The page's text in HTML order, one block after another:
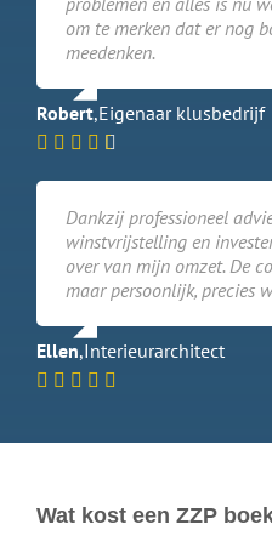
om te merken dat er nog
meedenken.
Robert,Eigenaar klusbedrijf
Dankzij professioneel
winstvrijstelling en
over van mijn omzet. De
maar persoonlijk, precies
Ellen,Interieurarchitect
Wat kost een ZZP